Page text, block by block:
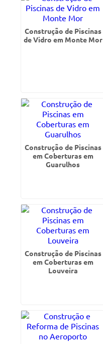
Construção de Piscinas
de Vidro em Monte Mor
Construção de Piscinas
em Coberturas em
Guarulhos
Construção de Piscinas
em Coberturas em
Louveira